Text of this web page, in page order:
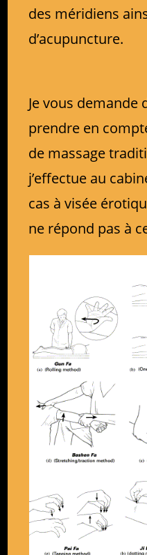
des méridiens
d’acupuncture.
Je vous demande
prendre en
de massage
j’effectue au
cas à visée
ne répond pas à